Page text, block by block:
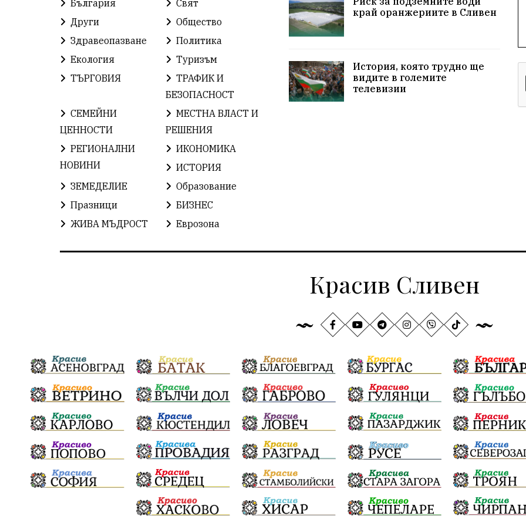
България
Свят
Други
Общество
Здравеопазване
Политика
Екология
Туризъм
ТЪРГОВИЯ
ТРАФИК И
БЕЗОПАСНОСТ
СЕМЕЙНИ
ЦЕННОСТИ
МЕСТНА ВЛАСТ И
РЕШЕНИЯ
РЕГИОНАЛНИ
НОВИНИ
ИКОНОМИКА
ИСТОРИЯ
ЗЕМЕДЕЛИЕ
Образование
Празници
БИЗНЕС
ЖИВА МЪДРОСТ
Еврозона
край оранжериите в Сливен
История, която трудно ще
видите в големите
телевизии
Красив Сливен